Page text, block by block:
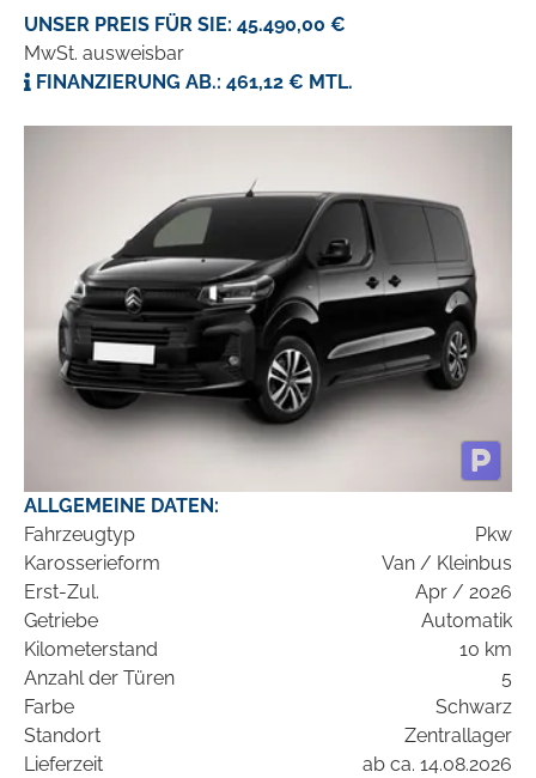
UNSER PREIS FÜR SIE: 45.490,00 €
MwSt. ausweisbar
FINANZIERUNG AB.: 461,12 € MTL.
ALLGEMEINE DATEN:
Fahrzeugtyp
Pkw
Karosserieform
Van / Kleinbus
Erst-Zul.
Apr / 2026
Getriebe
Automatik
Kilometerstand
10 km
Anzahl der Türen
5
Farbe
Schwarz
Standort
Zentrallager
Lieferzeit
ab ca. 14.08.2026